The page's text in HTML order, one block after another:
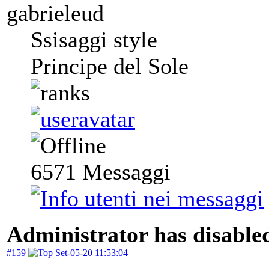
gabrieleud
Ssisaggi style
Principe del Sole
6571 Messaggi
Administrator has
#159 Set-05-20 11:53:04